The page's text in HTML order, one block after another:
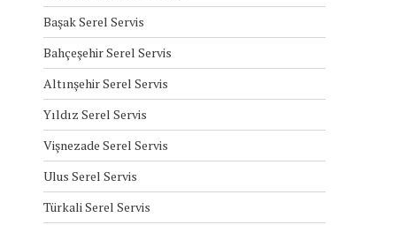
Başak Serel Servis
Bahçeşehir Serel Servis
Altınşehir Serel Servis
Yıldız Serel Servis
Vişnezade Serel Servis
Ulus Serel Servis
Türkali Serel Servis